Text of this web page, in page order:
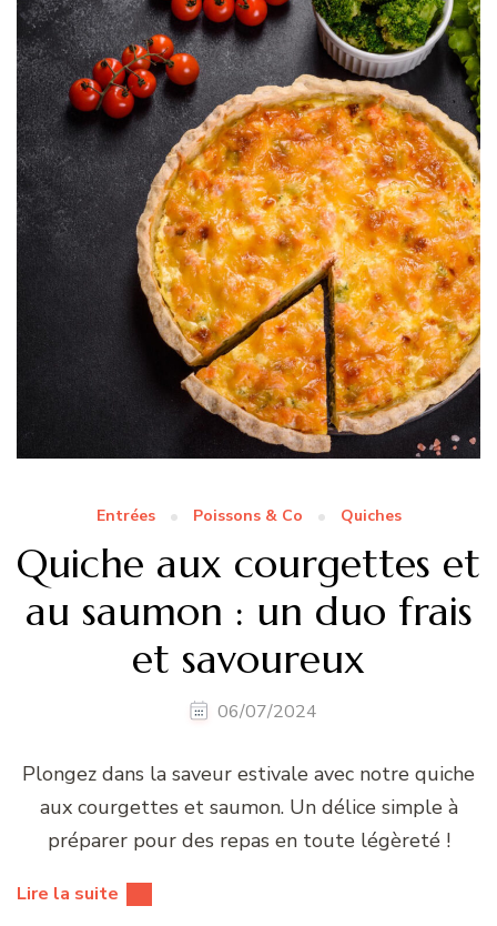
Entrées Poissons & Co Quiches
Quiche aux courgettes et
au saumon : un duo frais
et savoureux
06/07/2024
Plongez dans la saveur estivale avec notre quiche
aux courgettes et saumon. Un délice simple à
préparer pour des repas en toute légèreté !
Lire la suite